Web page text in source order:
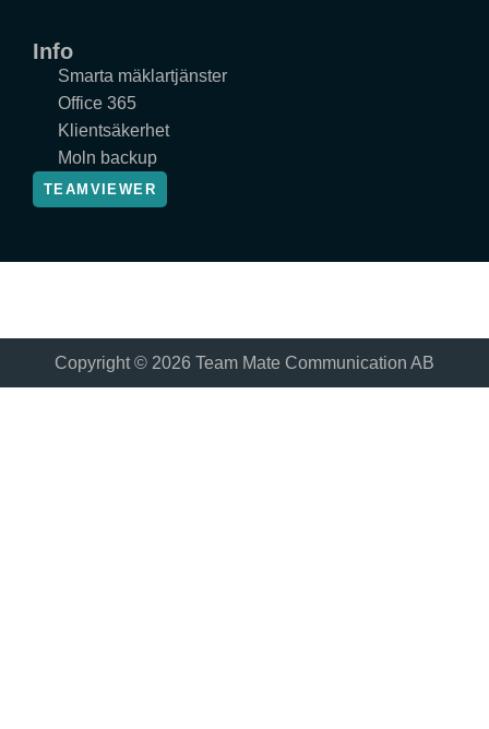
Info
Smarta mäklartjänster
Office 365
Klientsäkerhet
Moln backup
TEAMVIEWER
Copyright © 2026 Team Mate Communication AB